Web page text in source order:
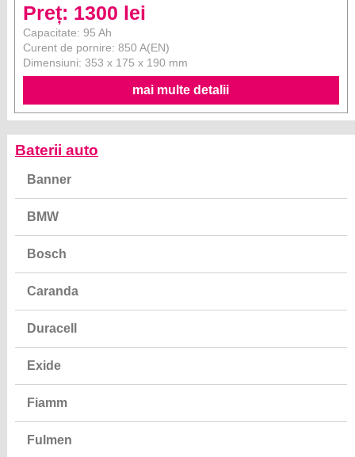
Preț: 1300 lei
Capacitate: 95 Ah
Curent de pornire: 850 A(EN)
Dimensiuni: 353 x 175 x 190 mm
mai multe detalii
Baterii auto
Banner
BMW
Bosch
Caranda
Duracell
Exide
Fiamm
Fulmen